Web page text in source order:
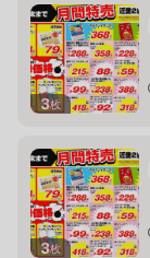
3枚
3枚